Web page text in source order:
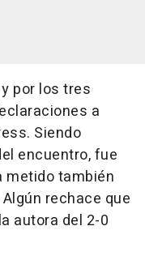
por los tres
a
Siendo
encuentro, fue
metido también
rechace que
autora del 2-0